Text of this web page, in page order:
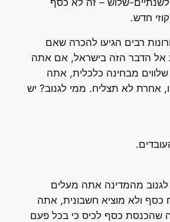
חדש.
רבים הגיעו להכרה שאם
הדבר הזה בישראל, אם אתה
מבחינה כלכלית, אתה
אחרת לא תצליח. ממי לגנוב? יש
מהמדינה אתה מעלים
ולא מוציא חשבונית, אתה
כסף לכיס כי בכל פעם